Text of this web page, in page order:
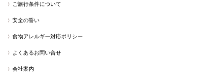
ご旅行条件について
安全の誓い
食物アレルギー対応ポリシー
よくあるお問い合せ
会社案内